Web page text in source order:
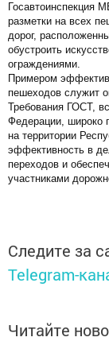
Госавтоинспекция
разметки на всех
дорог,
обустроить
ограждениями.
Примером
пешеходов служит
Требования ГОСТ,
Федерации, широко
на территории
эффективность в
переходов и
участниками
Следите за
Telegram-
Читайте